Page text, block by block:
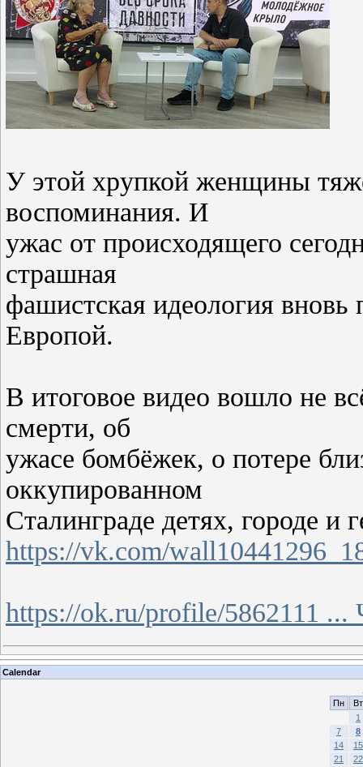
У этой хрупкой женщины
воспоминания. И
ужас от происходящего
страшная
фашистская идеология
Европой.
В итоговое видео вошло не
смерти, об
ужасе бомбёжек, о потере
оккупированном
Сталинграде детях, городе и
https://vk.com/
https://ok.ru/profile/5862111 ...
Calendar
Пн
Вт
1
7
8
14
15
21
22